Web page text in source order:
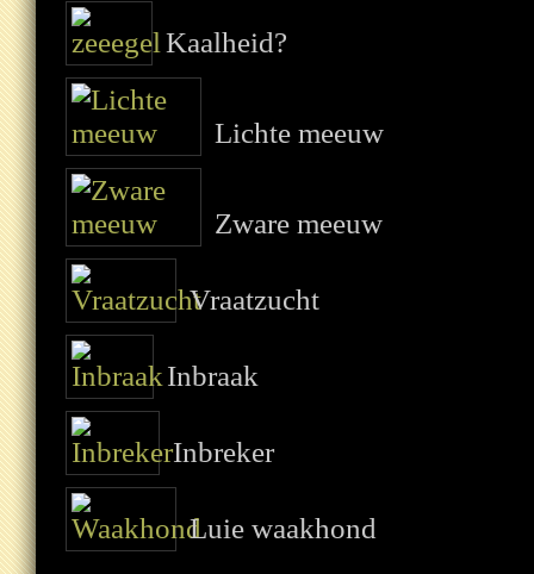
Kaalheid?
Lichte meeuw
Zware meeuw
Vraatzucht
Inbraak
Inbreker
Luie waakhond